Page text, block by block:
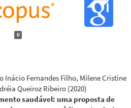
0
Inácio Fernandes Filho, Milene Cristine
Queiroz Ribeiro (2020)
saudável: uma proposta de